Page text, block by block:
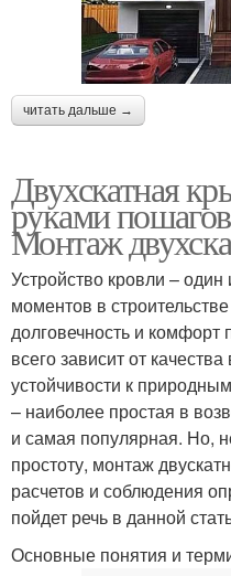
читать дальше →
Двухскатная
руками
Монтаж
Устройство кровли –
моментов в
долговечность и
всего зависит от
устойчивости к
– наиболее простая в
и самая популярная. Но,
простоту, монтаж
расчетов и соблюдения
пойдет речь в данной
Основные понятия и